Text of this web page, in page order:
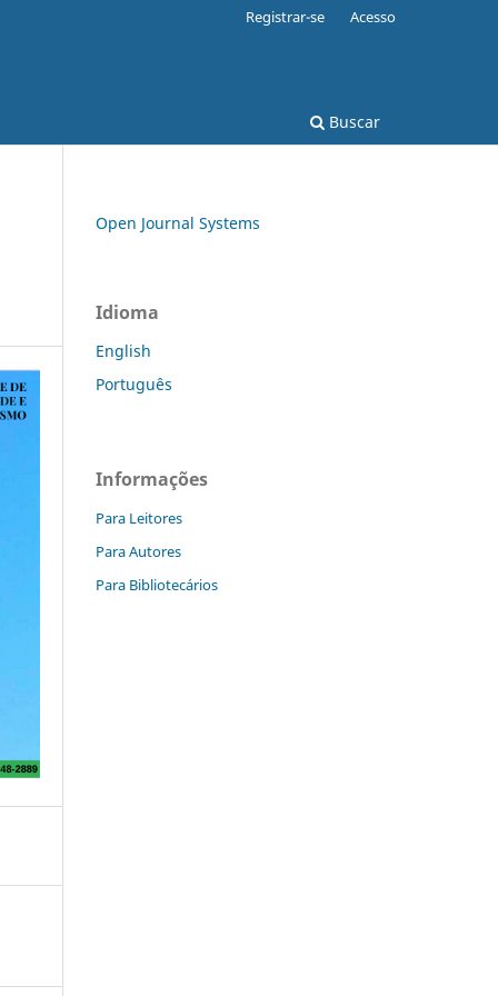
Buscar
Registrar-se Acesso
Open Journal Systems
Idioma
English
Português
Informações
Para Leitores
Para Autores
Para Bibliotecários